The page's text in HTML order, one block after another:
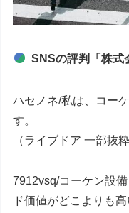
SNSの評判「株式
ハセノネ/私は、コー
す。
（ライブドア 一部抜
7912vsq/コーケン設
ド価値がどこよりも